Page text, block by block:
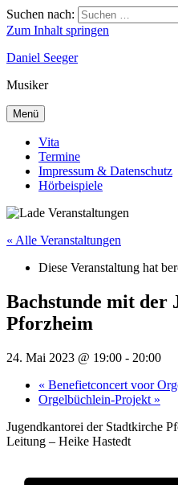
Suchen nach:
Zum Inhalt springen
Daniel Seeger
Musiker
Menü
Vita
Termine
Impressum & Datenschutz
Hörbeispiele
« Alle Veranstaltungen
Diese Veranstaltung hat
Bachstunde mit der
Pforzheim
24. Mai 2023 @ 19:00 - 20:00
« Benefietconcert voor
Orgelbüchlein-Projekt »
Jugendkantorei der Stadtkirche
Leitung – Heike Hastedt